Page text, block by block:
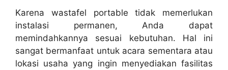
Karena wastafel portable tidak memerlukan
instalasi permanen, Anda dapat
memindahkannya sesuai kebutuhan. Hal ini
sangat bermanfaat untuk acara sementara atau
lokasi usaha yang ingin menyediakan fasilitas